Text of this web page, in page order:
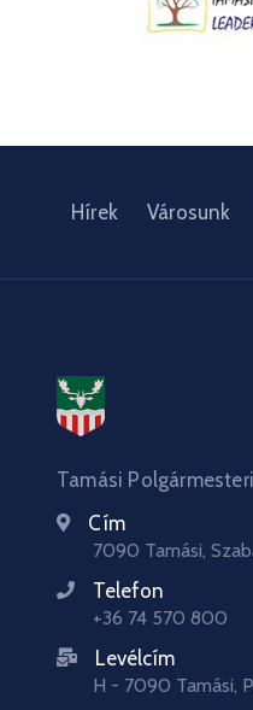
Hírek Városunk
Tamási
Cím
7090 Tamási,
Telefon
+36 74 570 800
Levélcím
H - 7090 Tamási,